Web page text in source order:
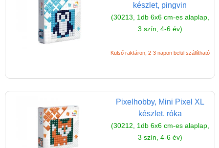
készlet, pingvin
(30213, 1db 6x6 cm-es alaplap,
3 szín, 4-6 év)
Külső raktáron, 2-3 napon belül szállítható
Pixelhobby, Mini Pixel XL
készlet, róka
(30212, 1db 6x6 cm-es alaplap,
3 szín, 4-6 év)
Magyar játékok
Montessori játékok
Okos partijátékok
Pasztell játékok
Papírszínház
Pixelhobby
Pixelhobby húsvéti tojás